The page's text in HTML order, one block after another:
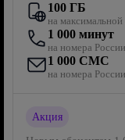
100 ГБ
на максимальной
1 000 минут
на номера России
1 000 СМС
на номера России
Акция